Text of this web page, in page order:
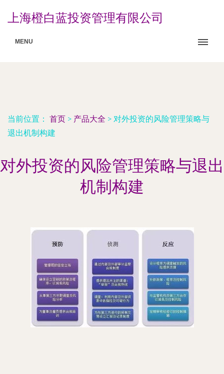
上海橙白蓝投资管理有限公司
MENU
当前位置： 首页 > 产品大全 > 对外投资的风险管理策略与
退出机制构建
对外投资的风险管理策略与退出
机制构建